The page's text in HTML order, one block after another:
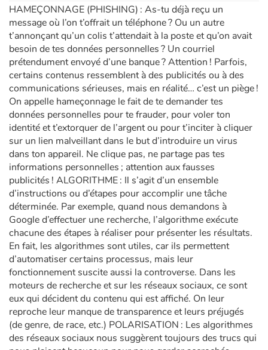
HAMEÇONNAGE (PHISHING) : As-tu déjà reçu un
message où l’on t’offrait un téléphone ? Ou un autre
t’annonçant qu’un colis t’attendait à la poste et qu’on avait
besoin de tes données personnelles ? Un courriel
prétendument envoyé d’une banque ? Attention ! Parfois,
certains contenus ressemblent à des publicités ou à des
communications sérieuses, mais en réalité… c’est un piège !
On appelle hameçonnage le fait de te demander tes
données personnelles pour te frauder, pour voler ton
identité et t’extorquer de l’argent ou pour t’inciter à cliquer
sur un lien malveillant dans le but d’introduire un virus
dans ton appareil. Ne clique pas, ne partage pas tes
informations personnelles ; attention aux fausses
publicités ! ALGORITHME : Il s’agit d’un ensemble
d’instructions ou d’étapes pour accomplir une tâche
déterminée. Par exemple, quand nous demandons à
Google d’effectuer une recherche, l’algorithme exécute
chacune des étapes à réaliser pour présenter les résultats.
En fait, les algorithmes sont utiles, car ils permettent
d’automatiser certains processus, mais leur
fonctionnement suscite aussi la controverse. Dans les
moteurs de recherche et sur les réseaux sociaux, ce sont
eux qui décident du contenu qui est affiché. On leur
reproche leur manque de transparence et leurs préjugés
(de genre, de race, etc.) POLARISATION : Les algorithmes
des réseaux sociaux nous suggèrent toujours des trucs qui